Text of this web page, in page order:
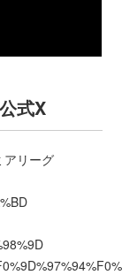
式X
アリーグ